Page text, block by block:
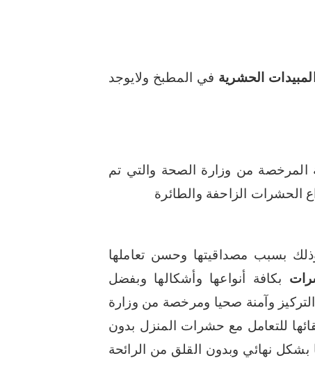
الحشرية في المطبخ ولايوجد
المرخصة من وزارة الصحة والتي تم
الحشرات الزاحفة والطائرة
بسبب مصداقيتها وحسن تعاملها
بكافة أنواعها وأشكالها وبفضل
التركيز وآمنة صحيا ومرخصة من وزارة
للتعامل مع حشرات المنزل بدون
بشكل نهائي وبدون القلق من الرائحة